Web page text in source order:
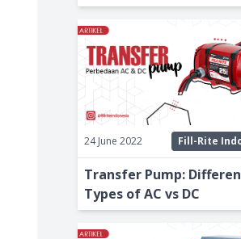
24 June 2022 Fill-Rite
Transfer Pump:
Types of AC vs DC